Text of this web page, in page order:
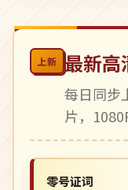
上新 最新高
每日同步
片，
英国
高分
零号证词